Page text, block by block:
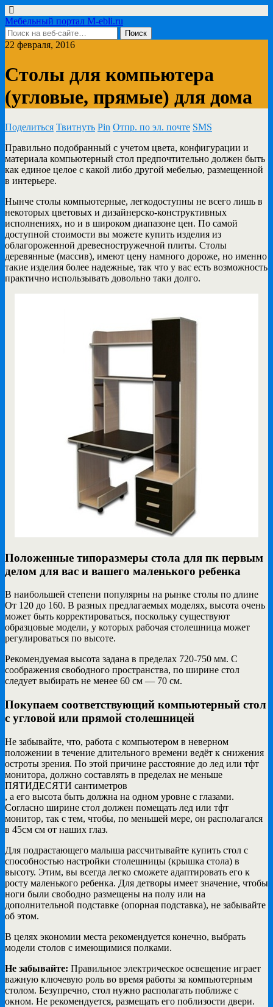
Мебельный портал M-ebli.ru
22 февраля, 2016
Столы для компьютера
(угловые, прямые) для дома
Поделиться Твитнуть Pin Отпр. по эл. почте SMS
Правильно подобранный с учетом цвета, конфигурации и
материала компьютерный стол предпочтительно должен быть
как единое целое с какой либо другой мебелью, размещенной
в интерьере.
Нынче столы компьютерные, легкодоступны не всего лишь в
некоторых цветовых и дизайнерско-конструктивных
исполнениях, но и в широком диапазоне цен. По самой
доступной стоимости вы можете купить изделия из
облагороженной древесностружечной плиты. Столы
деревянные (массив), имеют цену намного дороже, но именно
такие изделия более надежные, так что у вас есть возможность
практично использывать довольно таки долго.
Положенные типоразмеры стола для пк первым
делом для вас и вашего маленького ребенка
В наибольшей степени популярны на рынке столы по длине
От 120 до 160. В разных предлагаемых моделях, высота очень
может быть корректироваться, поскольку существуют
образцовые модели, у которых рабочая столешница может
регулироваться по высоте.
Рекомендуемая высота задана в пределах 720-750 мм. С
соображения свободного пространства, по ширине стол
следует выбирать не менее 60 см — 70 см.
Покупаем соответствующий компьютерный стол
с угловой или прямой столешницей
Не забывайте, что, работа с компьютером в неверном
положении в течение длительного времени ведёт к снижения
остроты зрения. По этой причине расстояние до лед или тфт
монитора, должно составлять в пределах не меньше
ПЯТИДЕСЯТИ сантиметров
, а его высота быть должна на одном уровне с глазами.
Согласно ширине стол должен помещать лед или тфт
монитор, так с тем, чтобы, по меньшей мере, он располагался
в 45см см от наших глаз.
Для подрастающего малыша рассчитывайте купить стол с
способностью настройки столешницы (крышка стола) в
высоту. Этим, вы всегда легко сможете адаптировать его к
росту маленького ребенка. Для детворы имеет значение, чтобы
ноги были свободно размещены на полу или на
дополнительной подставке (опорная подставка), не забывайте
об этом.
В целях экономии места рекомендуется конечно, выбрать
модели столов с имеющимися полками.
Не забывайте: Правильное электрическое освещение играет
важную ключевую роль во время работы за компьютерным
столом. Безупречно, стол нужно располагать поближе с
окном. Не рекомендуется, размещать его поблизости двери.